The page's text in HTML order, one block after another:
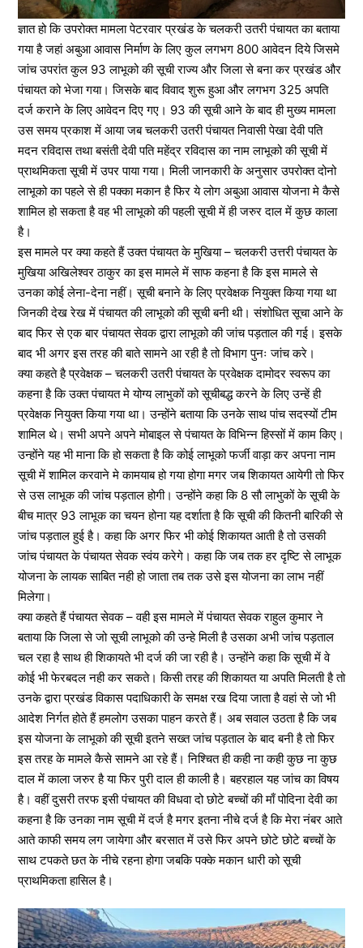
ज्ञात हो कि उपरोक्त मामला पेटरवार प्रखंड के चलकरी उतरी पंचायत का बताया
गया है जहां अबुआ आवास निर्माण के लिए कुल लगभग 800 आवेदन दिये जिसमे
जांच उपरांत कुल 93 लाभूको की सूची राज्य और जिला से बना कर प्रखंड और
पंचायत को भेजा गया। जिसके बाद विवाद शुरू हुआ और लगभग 325 अपति
दर्ज कराने के लिए आवेदन दिए गए। 93 की सूची आने के बाद ही मुख्य मामला
उस समय प्रकाश में आया जब चलकरी उतरी पंचायत निवासी पेखा देवी पति
मदन रविदास तथा बसंती देवी पति महेंद्र रविदास का नाम लाभूको की सूची में
प्राथमिकता सूची में उपर पाया गया। मिली जानकारी के अनुसार उपरोक्त दोनो
लाभूको का पहले से ही पक्का मकान है फिर ये लोग अबुआ आवास योजना मे कैसे
शामिल हो सकता है वह भी लाभूको की पहली सूची में ही जरुर दाल में कुछ काला
है।
इस मामले पर क्या कहते हैं उक्त पंचायत के मुखिया – चलकरी उत्तरी पंचायत के
मुखिया अखिलेश्वर ठाकुर का इस मामले में साफ कहना है कि इस मामले से
उनका कोई लेना-देना नहीं। सूची बनाने के लिए प्रवेक्षक नियुक्त किया गया था
जिनकी देख रेख में पंचायत की लाभूको की सूची बनी थी। संशोधित सूचा आने के
बाद फिर से एक बार पंचायत सेवक द्वारा लाभूको की जांच पड़ताल की गई। इसके
बाद भी अगर इस तरह की बाते सामने आ रही है तो विभाग पुनः जांच करे।
क्या कहते है प्रवेक्षक – चलकरी उतरी पंचायत के प्रवेक्षक दामोदर स्वरूप का
कहना है कि उक्त पंचायत मे योग्य लाभुकों को सूचीबद्ध करने के लिए उन्हें ही
प्रवेक्षक नियुक्त किया गया था। उन्होंने बताया कि उनके साथ पांच सदस्यों टीम
शामिल थे। सभी अपने अपने मोबाइल से पंचायत के विभिन्न हिस्सों में काम किए।
उन्होंने यह भी माना कि हो सकता है कि कोई लाभूको फर्जी वाड़ा कर अपना नाम
सूची में शामिल करवाने मे कामयाब हो गया होगा मगर जब शिकायत आयेगी तो फिर
से उस लाभूक की जांच पड़ताल होगी। उन्होंने कहा कि 8 सौ लाभुकों के सूची के
बीच मात्र 93 लाभूक का चयन होना यह दर्शाता है कि सूची की कितनी बारिकी से
जांच पड़ताल हुई है। कहा कि अगर फिर भी कोई शिकायत आती है तो उसकी
जांच पंचायत के पंचायत सेवक स्वंय करेगे। कहा कि जब तक हर दृष्टि से लाभूक
योजना के लायक साबित नही हो जाता तब तक उसे इस योजना का लाभ नहीं
मिलेगा।
क्या कहते हैं पंचायत सेवक – वही इस मामले में पंचायत सेवक राहुल कुमार ने
बताया कि जिला से जो सूची लाभूको की उन्हे मिली है उसका अभी जांच पड़ताल
चल रहा है साथ ही शिकायते भी दर्ज की जा रही है। उन्होंने कहा कि सूची में वे
कोई भी फेरबदल नही कर सकते। किसी तरह की शिकायत या अपति मिलती है तो
उनके द्वारा प्रखंड विकास पदाधिकारी के समक्ष रख दिया जाता है वहां से जो भी
आदेश निर्गत होते हैं हमलोग उसका पाहन करते हैं। अब सवाल उठता है कि जब
इस योजना के लाभूको की सूची इतने सख्त जांच पड़ताल के बाद बनी है तो फिर
इस तरह के मामले कैसे सामने आ रहे हैं। निश्चित ही कही ना कही कुछ ना कुछ
दाल में काला जरुर है या फिर पुरी दाल ही काली है। बहरहाल यह जांच का विषय
है। वहीं दुसरी तरफ इसी पंचायत की विधवा दो छोटे बच्चों की माँ पोदिना देवी का
कहना है कि उनका नाम सूची में दर्ज है मगर इतना नीचे दर्ज है कि मेरा नंबर आते
आते काफी समय लग जायेगा और बरसात में उसे फिर अपने छोटे छोटे बच्चों के
साथ टपकते छत के नीचे रहना होगा जबकि पक्के मकान धारी को सूची
प्राथमिकता हासिल है।